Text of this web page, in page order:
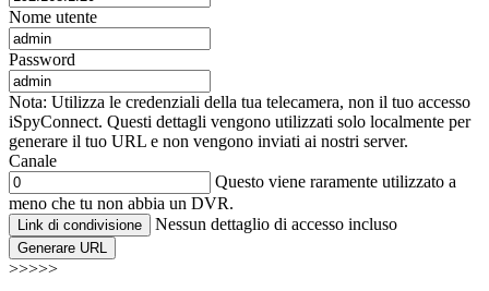
Nome utente
Password
Nota: Utilizza le credenziali della tua telecamera, non il tuo accesso
iSpyConnect. Questi dettagli vengono utilizzati solo localmente per
generare il tuo URL e non vengono inviati ai nostri server.
Canale
Questo viene raramente utilizzato a
meno che tu non abbia un DVR.
Link di condivisione Nessun dettaglio di accesso incluso
Generare URL
>>>>>